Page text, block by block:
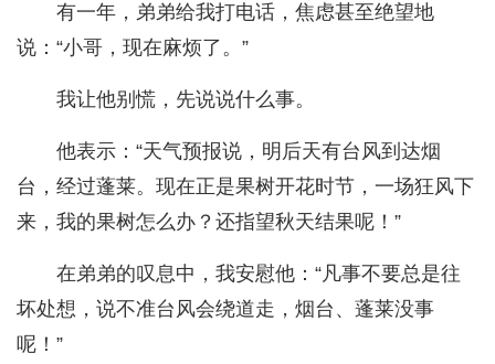
有一年，弟弟给我打电话，焦虑甚至绝望地
说：“小哥，现在麻烦了。”
我让他别慌，先说说什么事。
他表示：“天气预报说，明后天有台风到达烟
台，经过蓬莱。现在正是果树开花时节，一场狂风下
来，我的果树怎么办？还指望秋天结果呢！”
在弟弟的叹息中，我安慰他：“凡事不要总是往
坏处想，说不准台风会绕道走，烟台、蓬莱没事
呢！”